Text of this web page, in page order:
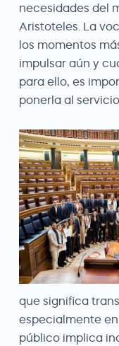
necesidades del
Aristoteles. La
los momentos
impulsar aún y
para ello, es
ponerla al
que significa
especialmente
público implica